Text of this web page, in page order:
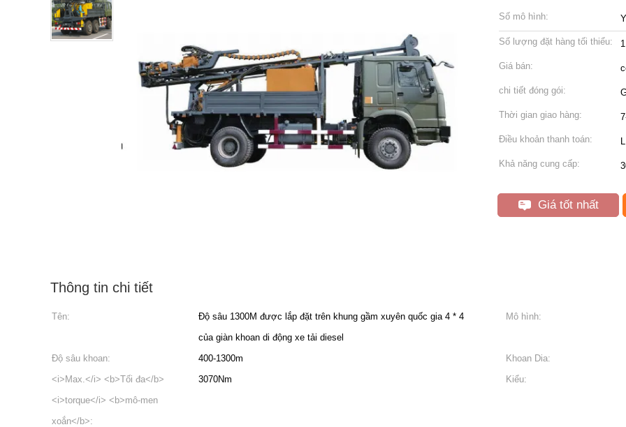
Số mô hình:
Số lượng đặt hàng tối thiểu:
Giá bán:
chi tiết đóng gói:
Thời gian giao hàng:
Điều khoản thanh toán:
Khả năng cung cấp:
Giá tốt nhất
Thông tin chi tiết
Tên:
Độ sâu 1300M được lắp đặt trên khung gầm xuyên quốc gia 4 * 4
của giàn khoan di động xe tải diesel
Mô hình:
Độ sâu khoan: 400-1300m
Khoan Dia:
<i>Max.</i> <b>Tối đa</b>
<i>torque</i> <b>mô-men
xoắn</b>:
3070Nm Kiểu: